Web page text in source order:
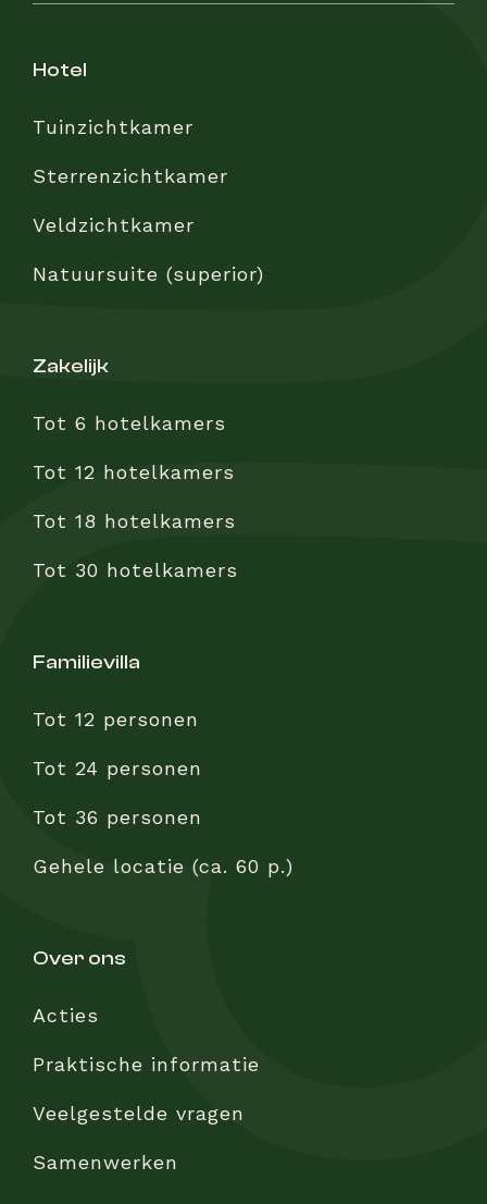
hotel
Tuinzichtkamer
Sterrenzichtkamer
Veldzichtkamer
Natuursuite (superior)
zakelijk
Tot 6 hotelkamers
Tot 12 hotelkamers
Tot 18 hotelkamers
Tot 30 hotelkamers
familievilla
Tot 12 personen
Tot 24 personen
Tot 36 personen
Gehele locatie (ca. 60 p.)
over ons
Acties
Praktische informatie
Veelgestelde vragen
Samenwerken